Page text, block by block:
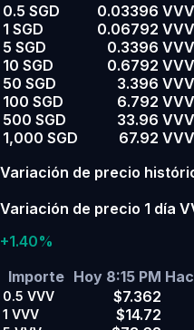
0.5 SGD
0.03396 VVV
1 SGD
0.06792 VVV
5 SGD
0.3396 VVV
10 SGD
0.6792 VVV
50 SGD
3.396 VVV
100 SGD
6.792 VVV
500 SGD
33.96 VVV
1,000 SGD
67.92 VVV
Variación de precio
Variación de precio 1 día
+1.40%
Importe Hoy 8:15 PM
0.5 VVV $7.362
1 VVV $14.72